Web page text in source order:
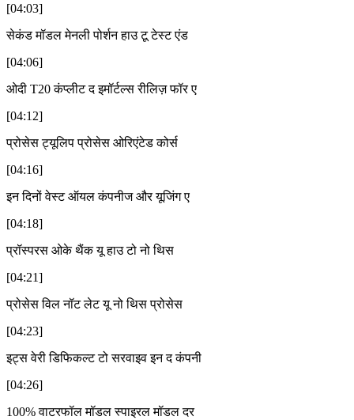
[04:03]
सेकंड मॉडल मेनली पोर्शन हाउ टू टेस्ट एंड
[04:06]
ओदी T20 कंप्लीट द इमॉर्टल्स रीलिज़ फॉर ए
[04:12]
प्रोसेस ट्यूलिप प्रोसेस ओरिएंटेड कोर्स
[04:16]
इन दिनों वेस्ट ऑयल कंपनीज और यूजिंग ए
[04:18]
प्रॉस्परस ओके थैंक यू हाउ टो नो थिस
[04:21]
प्रोसेस विल नॉट लेट यू नो थिस प्रोसेस
[04:23]
इट्स वेरी डिफिकल्ट टो सरवाइव इन द कंपनी
[04:26]
100% वाटरफॉल मॉडल स्पाइरल मॉडल दर